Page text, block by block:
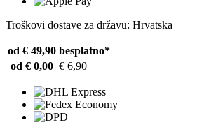
Troškovi dostave za državu: Hrvatska
od € 49,90 besplatno*
od € 0,00 € 6,90